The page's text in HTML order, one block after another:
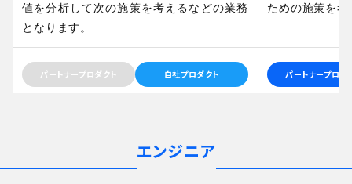
値を分析して次の施策を考えるなどの業務
となります。
パートナープロダクト 自社プロダクト
ための施策を
パートナープロダ
エンジニア